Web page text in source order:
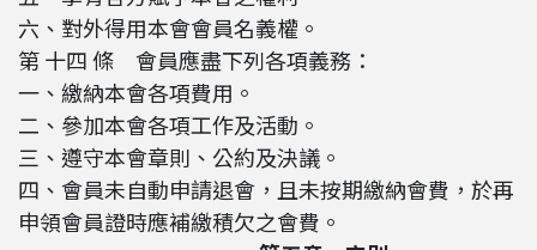
六、對外得用本會會員名義權。
第 十四 條 會員應盡下列各項義務：
一、繳納本會各項費用。
二、參加本會各項工作及活動。
三、遵守本會章則、公約及決議。
四、會員未自動申請退會，且未按期繳納會費，於再
申領會員證時應補繳積欠之會費。